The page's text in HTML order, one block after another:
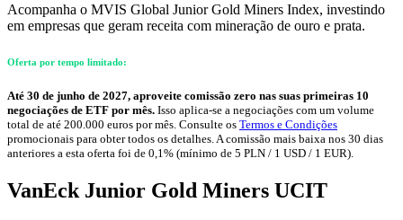
Acompanha o MVIS Global Junior Gold Miners Index, investindo
em empresas que geram receita com mineração de ouro e prata.
Oferta por tempo limitado:
Até 30 de junho de 2027, aproveite comissão zero nas suas primeiras 10
negociações de ETF por mês. Isso aplica-se a negociações com um volume
total de até 200.000 euros por mês. Consulte os Termos e Condições
promocionais para obter todos os detalhes. A comissão mais baixa nos 30 dias
anteriores a esta oferta foi de 0,1% (mínimo de 5 PLN / 1 USD / 1 EUR).
VanEck Junior Gold Miners UCIT